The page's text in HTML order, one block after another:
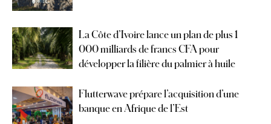
La Côte d’Ivoire lance un plan de plus 1
000 milliards de francs CFA pour
développer la filière du palmier à huile
Flutterwave prépare l’acquisition d’une
banque en Afrique de l’Est